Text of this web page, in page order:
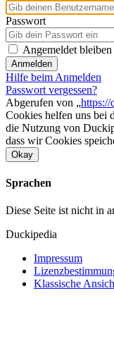
Passwort
Angemeldet bleiben
Anmelden
Hilfe beim Anmelden
Passwort vergessen?
Abgerufen von „https://
Cookies helfen uns bei
die Nutzung von
dass wir Cookies
Okay
Sprachen
Diese Seite ist nicht in
Duckipedia
Impressum
Klassische